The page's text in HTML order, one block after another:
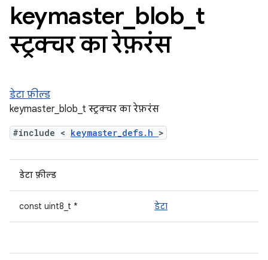
keymaster_ blob t
स्ट्रक्चर का रेफ़रंस
डेटा फ़ील्ड
keymaster_blob_t स्ट्रक्चर का रेफ़रंस
#include < keymaster_defs.h >
डेटा फ़ील्ड
const uint8_t * डेटा